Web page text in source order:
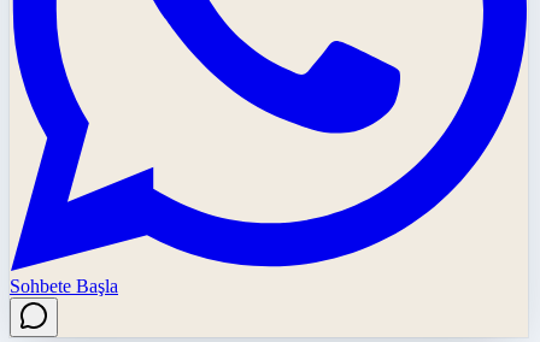
Sohbete Başla